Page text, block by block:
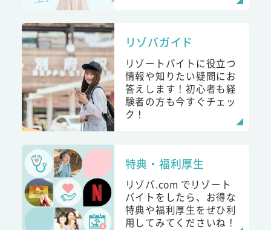
リゾバガイド
リゾートバイトに役立つ
情報や知りたい疑問にお
答えします！初心者も経
験者の方も今すぐチェッ
ク！
特典・福利厚生
リゾバ.com でリゾート
バイトをしたら、お得な
特典や福利厚生をぜひ利
用してみてくださいね！